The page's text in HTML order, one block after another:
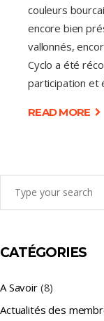
couleurs
encore bien
vallonnés,
Cyclo a été
participation et
READ MORE
CATÉGORIES
A Savoir(8)
Actualités des